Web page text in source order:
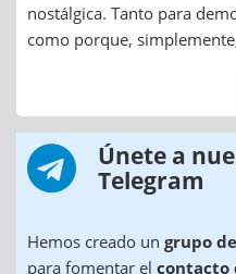
nostálgica. Tanto para
como porque,
Únete a
Telegram
Hemos creado un grupo
para fomentar el contacto